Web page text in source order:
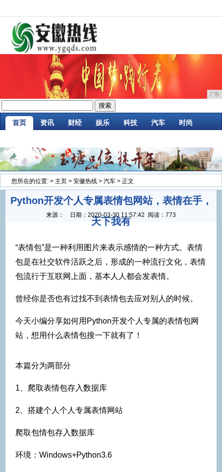
广告
首页 资讯 财经 娱乐 科技 汽车 时尚
广告
您所在的位置: > 主页 > 安徽热线 > 汽车 > 正文
Python开发个人专属表情包网站，表情在手，
天下我有
来源： 日期： 2020-03-30 11:57:42 阅读：773
“表情包”是一种利用图片来表示感情的一种方式。表情
包是在社交软件活跃之后，形成的一种流行文化，表情
包流行于互联网上面，基本人人都会发表情。
曾经你是否也有过找不到表情包去应对别人的时候。
今天小编分享如何用Python开发个人专属的表情包网
站，想用什么表情包搜一下就有了！
本篇分为两部分
1、爬取表情包存入数据库
2、搭建个人个人专属表情网站
爬取包情包存入数据库
环境：Windows+Python3.6